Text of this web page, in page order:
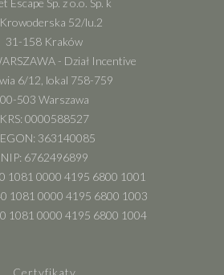
52/lu.2
31-158 Kraków
- Dział Incentive
6/12, lokal 758-759
00-503 Warszawa
KRS: 0000588527
363140085
NIP: 6762496899
1081 0000 4195 6800 1001
1081 0000 4195 6800 1003
1081 0000 4195 6800 1004
Certyfikaty